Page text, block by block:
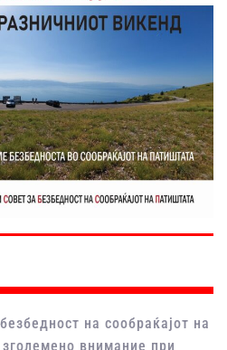
на сообраќајот на
внимание при